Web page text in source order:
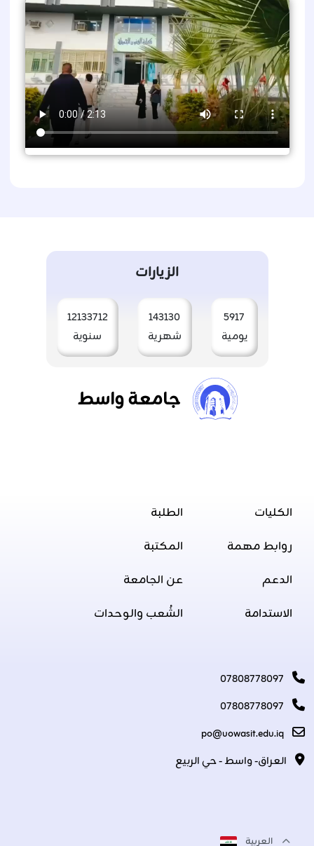
الزيارات
5917
يومية
143130
شهرية
12133712
سنوية
جامعة واسط
الكليات
روابط مهمة
الدعم
الاستدامة
الطلبة
المكتبة
عن الجامعة
الشُعب والوحدات
07808778097
07808778097
po@uowasit.edu.iq
العراق- واسط - حي الربيع
العربية